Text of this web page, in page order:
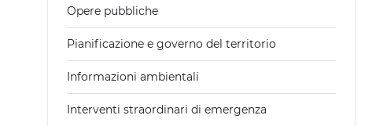
Opere pubbliche
Pianificazione e governo del territorio
Informazioni ambientali
Interventi straordinari di emergenza